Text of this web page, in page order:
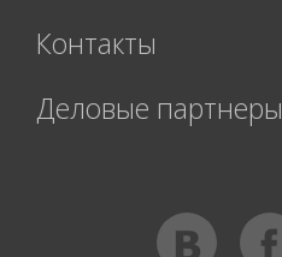
Контакты
Деловые партнеры